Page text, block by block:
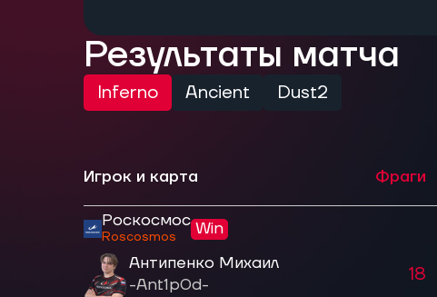
Результаты матча
Inferno Ancient
Dust2
Игрок и карта Фраги
Роскосмос
Roscosmos
Win
Антипенко Михаил
-Ant1p0d-
18